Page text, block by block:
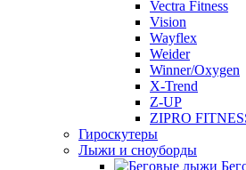
Vectra Fitness
Vision
Wayflex
Weider
Winner/Oxygen
X-Trend
Z-UP
ZIPRO
Гироскутеры
Лыжи и сноуборды